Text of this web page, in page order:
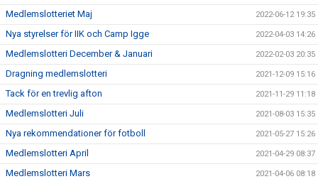
Medlemslotteriet Maj 2022-06-12 19:35
Nya styrelser för IIK och Camp Igge 2022-04-03 14:26
Medlemslotteri December & Januari 2022-02-03 20:35
Dragning medlemslotteri 2021-12-09 15:16
Tack för en trevlig afton 2021-11-29 11:18
Medlemslotteri Juli 2021-08-03 15:35
Nya rekommendationer för fotboll 2021-05-27 15:26
Medlemslotteri April 2021-04-29 08:37
Medlemslotteri Mars 2021-04-06 08:18